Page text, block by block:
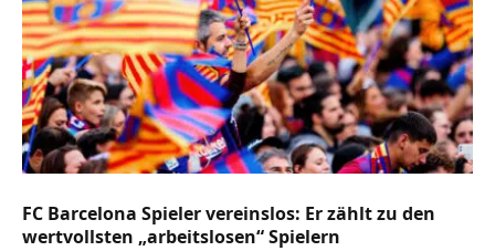
FC Barcelona Spieler vereinslos: Er zählt zu den
wertvollsten „arbeitslosen“ Spielern